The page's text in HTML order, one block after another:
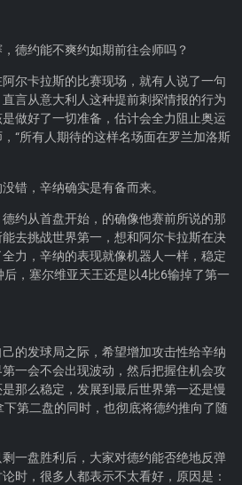
德约能不爽约如期前往会师吗？
尔卡拉斯的比赛现场，就有人说了一句
言从意大利人这种提前刺探情报的行为
做好了一切准备，估计会全力阻止奥运
“所有人期待的这样名场面在罗兰加洛斯
错，辛纳确实是有备而来。
约从首盘开始，的确像他赛前所说的那
去挑战世界第一，想和阿尔卡拉斯在决
力，辛纳的表现就像机器人一样，稳定
，塞尔维亚天王还是以4比6输掉了第一
的发球局之际，希望增加攻击性给辛纳
一会不会出现波动，然后把握住机会攻
那么稳定，发展到最后世界第一还是慢
第二盘的同时，也彻底将德约推向了随
一盘胜利后，大家对德约能否绝地反弹
时，很多人都表示不太看好，原因是：